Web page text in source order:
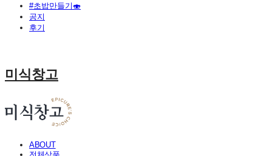
#초밥만들기🍣
공지
후기
미식창고
ABOUT